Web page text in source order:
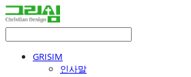
GRISIM
인사말